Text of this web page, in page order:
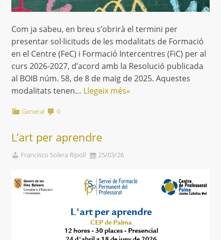
Com ja sabeu, en breu s’obrirà el termini per
presentar sol·licituds de les modalitats de Formació
en el Centre (FeC) i Formació Intercentres (FiC) per al
curs 2026-2027, d’acord amb la Resolució publicada
al BOIB núm. 58, de 8 de maig de 2025. Aquestes
modalitats tenen… Llegeix més»
General 0
L’art per aprendre
Francisco Solera Ripoll 25/03/26